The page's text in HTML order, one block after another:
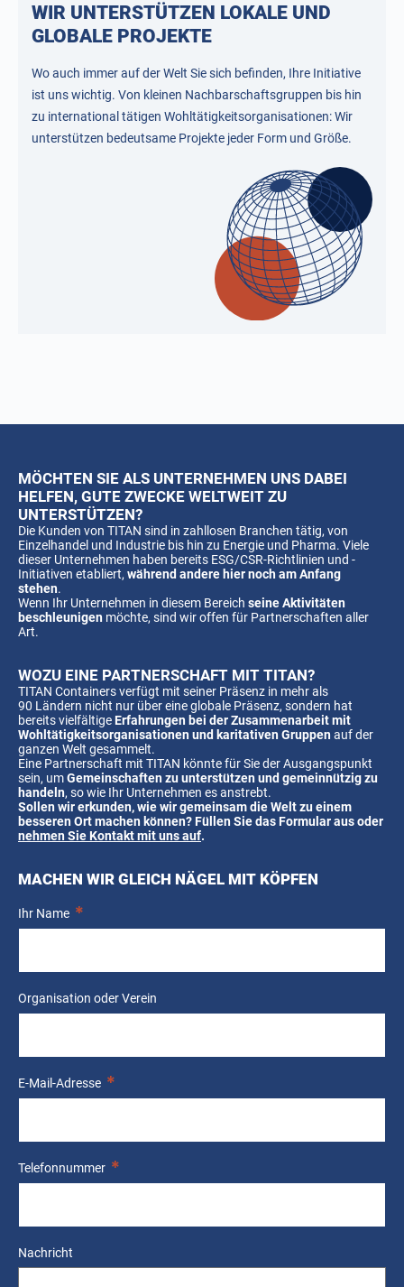
WIR UNTERSTÜTZEN LOKALE UND
GLOBALE PROJEKTE
Wo auch immer auf der Welt Sie sich befinden, Ihre Initiative
ist uns wichtig. Von kleinen Nachbarschaftsgruppen bis hin
zu international tätigen Wohltätigkeitsorganisationen: Wir
unterstützen bedeutsame Projekte jeder Form und Größe.
MÖCHTEN SIE ALS UNTERNEHMEN UNS DABEI
HELFEN, GUTE ZWECKE WELTWEIT ZU
UNTERSTÜTZEN?
Die Kunden von TITAN sind in zahllosen Branchen tätig, von
Einzelhandel und Industrie bis hin zu Energie und Pharma. Viele
dieser Unternehmen haben bereits ESG/CSR-Richtlinien und -
Initiativen etabliert, während andere hier noch am Anfang
stehen.
Wenn Ihr Unternehmen in diesem Bereich seine Aktivitäten
beschleunigen möchte, sind wir offen für Partnerschaften aller
Art.
WOZU EINE PARTNERSCHAFT MIT TITAN?
TITAN Containers verfügt mit seiner Präsenz in mehr als
90 Ländern nicht nur über eine globale Präsenz, sondern hat
bereits vielfältigeErfahrungen bei der Zusammenarbeit mit
Wohltätigkeitsorganisationen und karitativen Gruppenauf der
ganzen Welt gesammelt.
Eine Partnerschaft mit TITAN könnte für Sie der Ausgangspunkt
sein, umGemeinschaften zu unterstützen und gemeinnützig zu
handeln, so wie Ihr Unternehmen es anstrebt.
Sollen wir erkunden, wie wir gemeinsam die Welt zu einem
besseren Ort machen können? Füllen Sie das Formular aus oder
nehmen Sie Kontakt mit uns auf.
MACHEN WIR GLEICH NÄGEL MIT KÖPFEN
Ihr Name
Organisation oder Verein
E-Mail-Adresse
Telefonnummer
Nachricht